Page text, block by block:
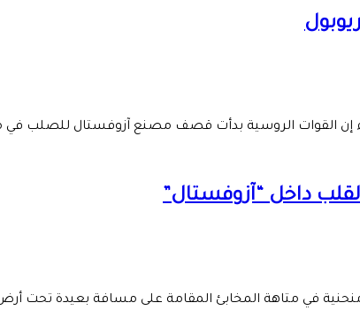
داخل “آزوفستال”
في متاهة المخابئ المقامة على مسافة بعيدة تحت